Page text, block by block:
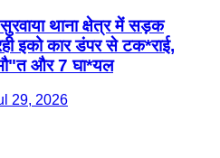
थाना क्षेत्र में सड़क
इको कार डंपर से टक*राई,
और 7 घा*यल
29, 2026